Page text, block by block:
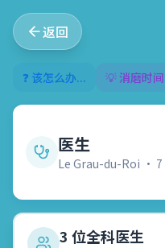
返回
❓ 该怎么办... 💡 消磨时间
医生
Le Grau-du-Roi • 7
3 位全科医生